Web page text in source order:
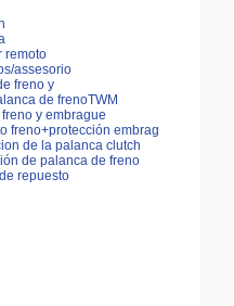
remoto
assesorio
freno y
de frenoTWM
y embrague
freno+protección embrag
de la palanca clutch
de palanca de freno
repuesto